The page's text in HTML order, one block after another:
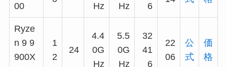
00
Hz
Hz
6
Ryze
n 9 9
900X
1
2
24
4.4
0G
Hz
5.5
0G
Hz
32
41
6
22
06
公
式
価
格